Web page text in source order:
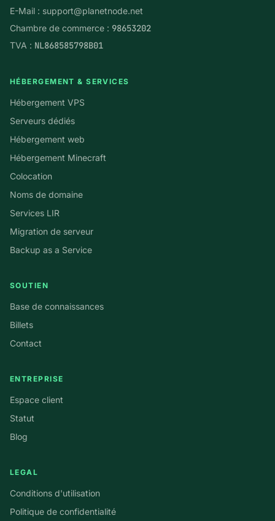
E-Mail : support@planetnode.net
Chambre de commerce : 98653202
TVA : NL868585798B01
HÉBERGEMENT & SERVICES
Hébergement VPS
Serveurs dédiés
Hébergement web
Hébergement Minecraft
Colocation
Noms de domaine
Services LIR
Migration de serveur
Backup as a Service
SOUTIEN
Base de connaissances
Billets
Contact
ENTREPRISE
Espace client
Statut
Blog
LEGAL
Conditions d'utilisation
Politique de confidentialité